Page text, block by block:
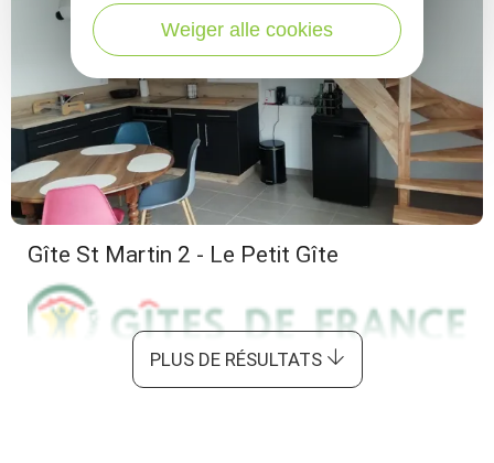
Gîte St Martin 2 - Le Petit Gîte
Cassagnes-Bégonhès
PLUS DE RÉSULTATS
Weiger alle cookies